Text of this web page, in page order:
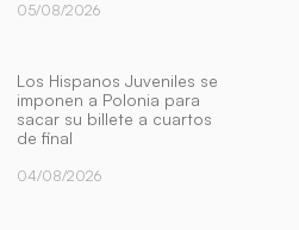
05/08/2026
Los Hispanos Juveniles se
imponen a Polonia para
sacar su billete a cuartos
de final
04/08/2026